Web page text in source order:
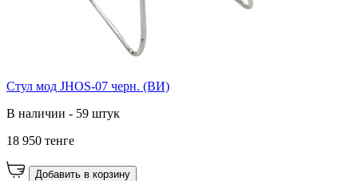
Стул мод JHOS-07 черн. (ВИ)
В наличии - 59 штук
18 950 тенге
Добавить в корзину